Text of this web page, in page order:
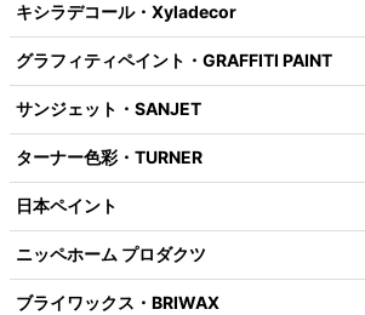
キシラデコール・Xyladecor
グラフィティペイント・GRAFFITI PAINT
サンジェット・SANJET
ターナー色彩・TURNER
日本ペイント
ニッペホーム プロダクツ
ブライワックス・BRIWAX